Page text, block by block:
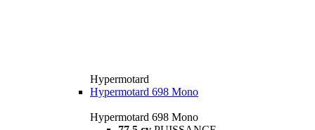
Hypermotard
Hypermotard 698 Mono
Hypermotard 698 Mono